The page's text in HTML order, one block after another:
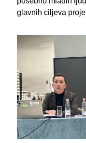
glavnih ciljeva